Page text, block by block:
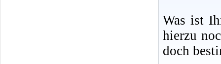
Was ist
hierzu
doch